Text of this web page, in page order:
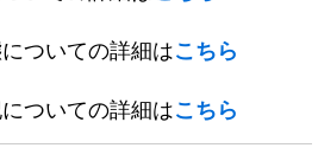
ついての詳細はこちら
ついての詳細はこちら